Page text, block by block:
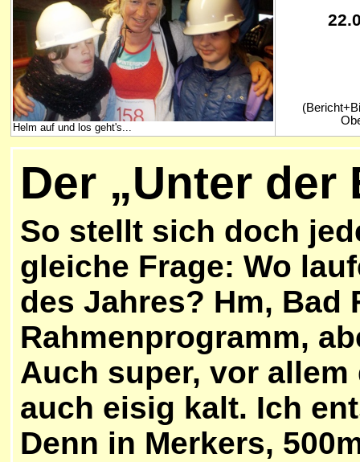
Helm auf und los geht's...
Der „Unter der
So stellt sich doch
gleiche Frage: Wo
des Jahres? Hm, Bad
Rahmenprogramm,
Auch super, vor
auch eisig kalt. Ich
Denn in Merkers,